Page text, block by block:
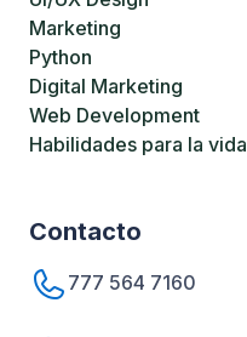
Marketing
Python
Digital Marketing
Web Development
Habilidades para la vida
Contacto
777 564 7160